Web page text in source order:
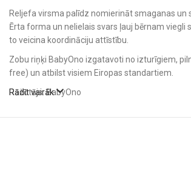
Reljefa virsma palīdz nomierināt smaganas un
Ērta forma un nelielais svars ļauj bērnam
to veicina koordināciju attīstību.
Zobu riņķi BabyOno izgatavoti no izturīgiem,
free) un atbilst visiem Eiropas standartiem.
Ražotājs: BabyOno
Rādīt vairāk